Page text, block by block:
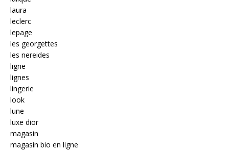
laura
leclerc
lepage
les georgettes
les nereides
ligne
lignes
lingerie
look
lune
luxe dior
magasin
magasin bio en ligne